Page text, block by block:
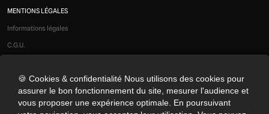
MENTIONS LÉGALES
Informations légales
C.G.U.
Modération
Confidentialité
Cookies
🍪 Cookies & confidentialité Nous utilisons des cookies pour
assurer le bon fonctionnement du site, mesurer l'audience et
vous proposer une expérience optimale. En poursuivant